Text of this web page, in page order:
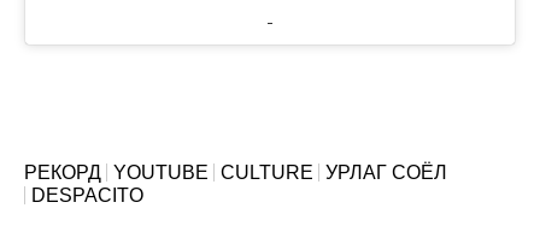
РЕКОРД YOUTUBE CULTURE
УРЛАГ СОЁЛ
DESPACITO